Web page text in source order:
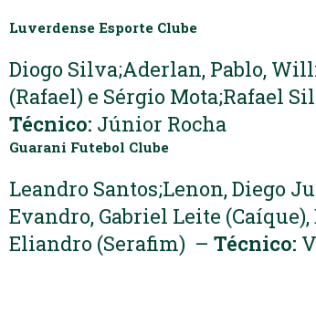
Luverdense Esporte Clube
Diogo Silva;Aderlan, Pablo,
(Rafael) e Sérgio Mota;Rafael
Técnico: Júnior Rocha
Guarani Futebol Clube
Leandro Santos;Lenon, Diego
Evandro, Gabriel Leite
Eliandro (Serafim) – Técnico: